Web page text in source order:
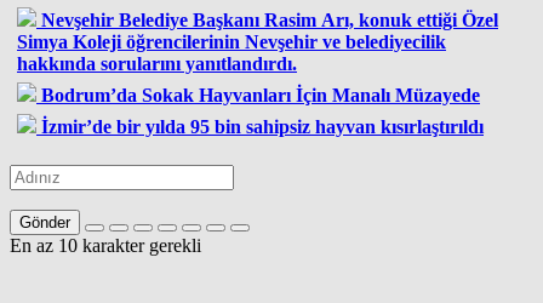
Nevşehir Belediye Başkanı Rasim Arı, konuk ettiği Özel
Simya Koleji öğrencilerinin Nevşehir ve belediyecilik
hakkında sorularını yanıtlandırdı.
Bodrum’da Sokak Hayvanları İçin Manalı Müzayede
İzmir’de bir yılda 95 bin sahipsiz hayvan kısırlaştırıldı
Gönder
En az 10 karakter gerekli